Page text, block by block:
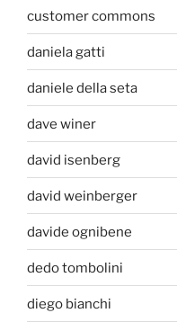
customer commons
daniela gatti
daniele della seta
dave winer
david isenberg
david weinberger
davide ognibene
dedo tombolini
diego bianchi